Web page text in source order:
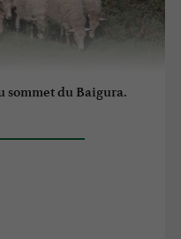
sommet du Baigura.